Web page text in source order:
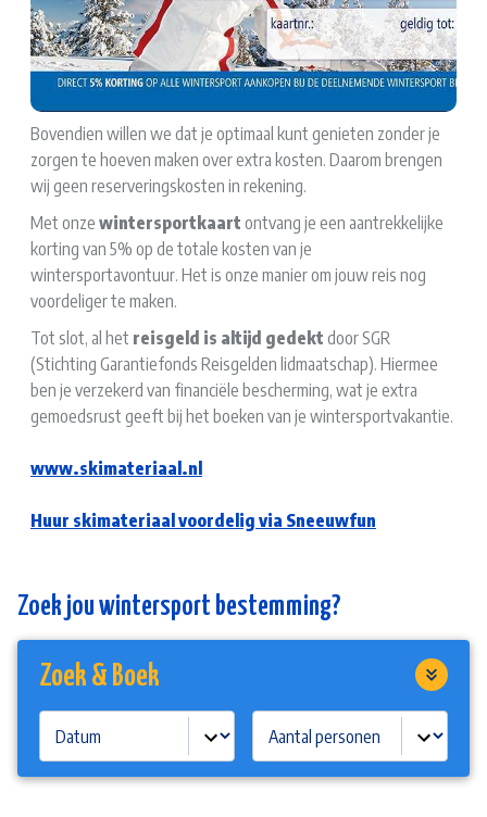
Bovendien willen we dat je optimaal kunt genieten zonder je
zorgen te hoeven maken over extra kosten. Daarom brengen
wij geen reserveringskosten in rekening.
Met onze wintersportkaart ontvang je een aantrekkelijke
korting van 5% op de totale kosten van je
wintersportavontuur. Het is onze manier om jouw reis nog
voordeliger te maken.
Tot slot, al het reisgeld is altijd gedekt door SGR
(Stichting Garantiefonds Reisgelden lidmaatschap). Hiermee
ben je verzekerd van financiële bescherming, wat je extra
gemoedsrust geeft bij het boeken van je wintersportvakantie.
www.skimateriaal.nl
Huur skimateriaal voordelig via Sneeuwfun
Zoek jou wintersport bestemming?
Zoek & Boek